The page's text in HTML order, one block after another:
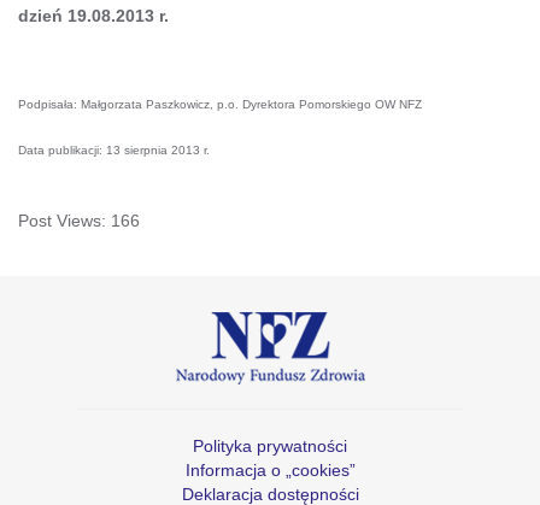
dzień 19.08.2013 r.
Podpisała: Małgorzata Paszkowicz, p.o. Dyrektora Pomorskiego OW NFZ
Data publikacji: 13 sierpnia 2013 r.
Post Views: 166
Polityka prywatności
Informacja o „cookies”
Deklaracja dostępności